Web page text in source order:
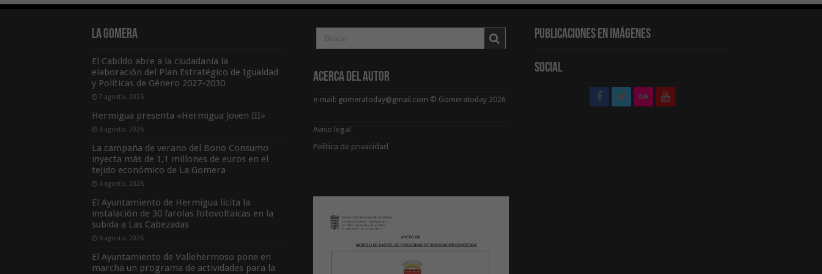
La Gomera
El Cabildo abre a la ciudadanía la
elaboración del Plan Estratégico de Igualdad
y Políticas de Género 2027-2030
7 agosto, 2026
Hermigua presenta «Hermigua Joven III»
6 agosto, 2026
La campaña de verano del Bono Consumo
inyecta más de 1,1 millones de euros en el
tejido económico de La Gomera
6 agosto, 2026
El Ayuntamiento de Hermigua licita la
instalación de 30 farolas fotovoltaicas en la
subida a Las Cabezadas
6 agosto, 2026
El Ayuntamiento de Vallehermoso pone en
marcha un programa de actividades para la
Acerca del Autor
e-mail: gomeratoday@gmail.com © Gomeratoday 2026
Aviso legal
Política de privacidad
Publicaciones en Imágenes
Social